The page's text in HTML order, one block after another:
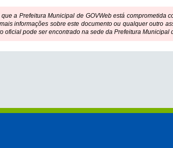
a Prefeitura Municipal de GOVWeb está comprometida
informações sobre este documento ou qualquer outro
oficial pode ser encontrado na sede da Prefeitura Municipal